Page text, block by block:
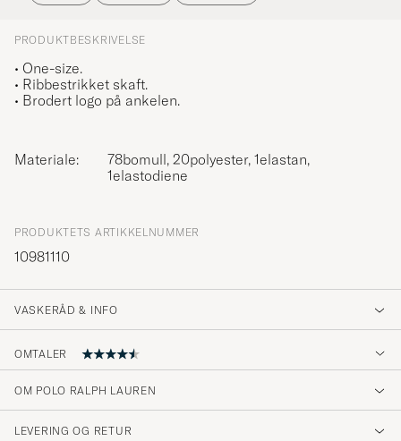
PRODUKTBESKRIVELSE
• One-size.
• Ribbestrikket skaft.
• Brodert logo på ankelen.
Materiale:
78bomull, 20polyester, 1elastan,
1elastodiene
PRODUKTETS ARTIKKELNUMMER
10981110
VASKERÅD & INFO
OMTALER
4.8
OM POLO RALPH LAUREN
LEVERING OG RETUR